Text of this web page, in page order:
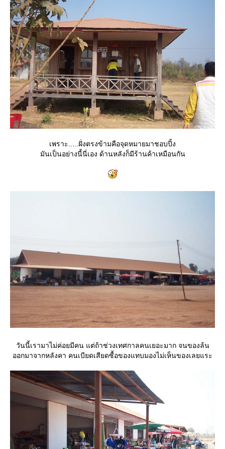
เพราะ.....ฝั่งตรงข้ามคือจุดหมายมาชอบปิ้ง
มันเป็นอย่างนี้นี่เอง ด้านหลังก็มีร้านค้าเหมือนกัน
วันนี้เรามาไม่ค่อยมีคน แต่ถ้าช่วงเทศกาลคนเยอะมาก จนของล้น
ออกมาจากหลังคา คนเบียดเสียดซื้อของแทบมองไม่เห็นของเลยแระ